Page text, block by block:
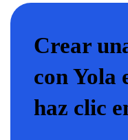
Crear
con Yola
haz clic